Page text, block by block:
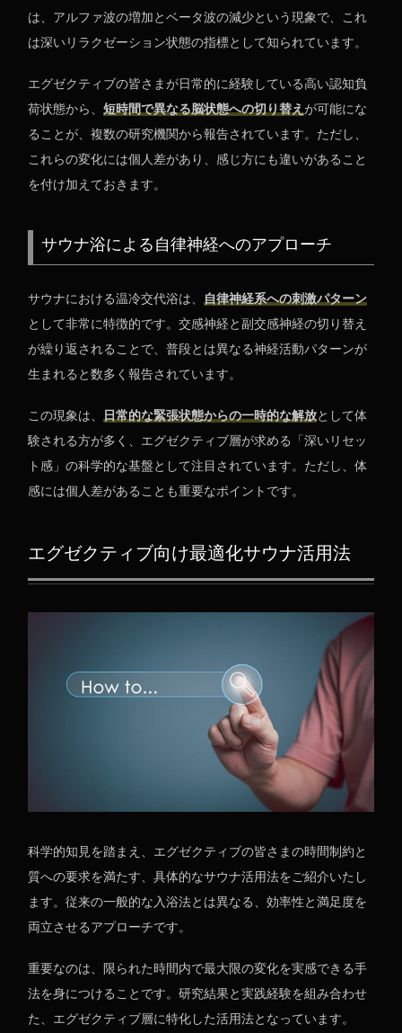
は、アルファ波の増加とベータ波の減少という現象で、これ
は深いリラクゼーション状態の指標として知られています。
エグゼクティブの皆さまが日常的に経験している高い認知負
荷状態から、短時間で異なる脳状態への切り替えが可能にな
ることが、複数の研究機関から報告されています。ただし、
これらの変化には個人差があり、感じ方にも違いがあること
を付け加えておきます。
サウナ浴による自律神経へのアプローチ
サウナにおける温冷交代浴は、自律神経系への刺激パターン
として非常に特徴的です。交感神経と副交感神経の切り替え
が繰り返されることで、普段とは異なる神経活動パターンが
生まれると数多く報告されています。
この現象は、日常的な緊張状態からの一時的な解放として体
験される方が多く、エグゼクティブ層が求める「深いリセッ
ト感」の科学的な基盤として注目されています。ただし、体
感には個人差があることも重要なポイントです。
エグゼクティブ向け最適化サウナ活用法
科学的知見を踏まえ、エグゼクティブの皆さまの時間制約と
質への要求を満たす、具体的なサウナ活用法をご紹介いたし
ます。従来の一般的な入浴法とは異なる、効率性と満足度を
両立させるアプローチです。
重要なのは、限られた時間内で最大限の変化を実感できる手
法を身につけることです。研究結果と実践経験を組み合わせ
た、エグゼクティブ層に特化した活用法となっています。